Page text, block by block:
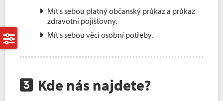
Mít s sebou platný občanský průkaz a průkaz
zdravotní pojišťovny.
Mít s sebou věci osobní potřeby.
Kde nás najdete?